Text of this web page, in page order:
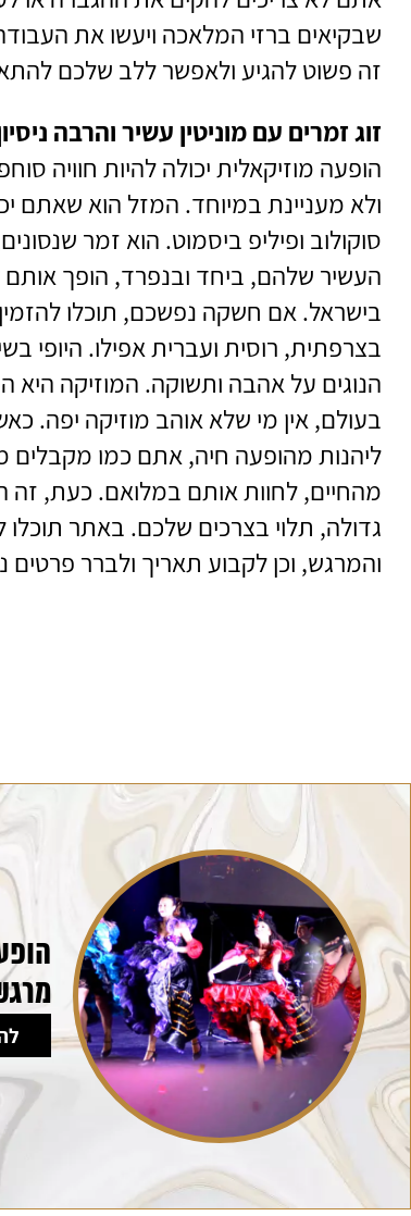
שבקיאים ברזי המלאכה ויעשו את
זה פשוט להגיע ולאפשר ללב שלכם
זוג זמרים עם מוניטין עשיר והרבה
הופעה מוזיקאלית יכולה להיות חוויה
ולא מעניינת במיוחד. המזל הוא שאתם
סוקולוב ופיליפ ביסמוט. הוא זמר
העשיר שלהם, ביחד ובנפרד, הופך אותם
בישראל. אם חשקה נפשכם, תוכלו
בצרפתית, רוסית ועברית אפילו. היופי
הנוגים על אהבה ותשוקה. המוזיקה היא
בעולם, אין מי שלא אוהב מוזיקה יפה.
ליהנות מהופעה חיה, אתם כמו
מהחיים, לחוות אותם במלואם. כעת, זה
גדולה, תלוי בצרכים שלכם. באתר
והמרגש, וכן לקבוע תאריך ולברר פרטים